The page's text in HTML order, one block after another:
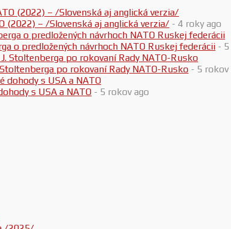
(2022) – /Slovenská aj anglická verzia/ - 4 roky ago
o predložených návrhoch NATO Ruskej federácii -
po rokovaní Rady NATO-Rusko - 5 rokov
s USA a NATO - 5 rokov ago